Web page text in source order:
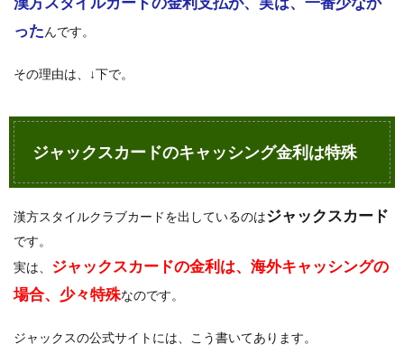
ったんです。
その理由は、↓下で。
ジャックスカードのキャッシング金利は特殊
漢方スタイルクラブカードを出しているのはジャックスカード
です。
実は、 ジャックスカードの金利は、海外キャッシングの
場合、少々特殊なのです。
ジャックスの公式サイトには、こう書いてあります。